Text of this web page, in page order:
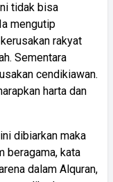
tidak bisa
mengutip
rakyat
Sementara
cendikiawan.
harta dan
dibiarkan maka
beragama, kata
dalam Alquran,